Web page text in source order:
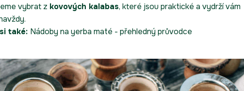
vybrat z kovových kalabas, které jsou praktické a vydrží vám
také: Nádoby na yerba maté - přehledný průvodce